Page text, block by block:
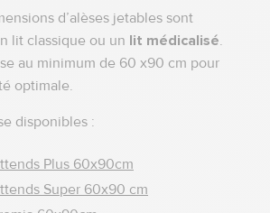
d’alèses jetables sont
lit classique ou un lit médicalisé.
au minimum de 60 x90 cm pour
optimale.
disponibles :
Plus 60x90cm
Super 60x90 cm